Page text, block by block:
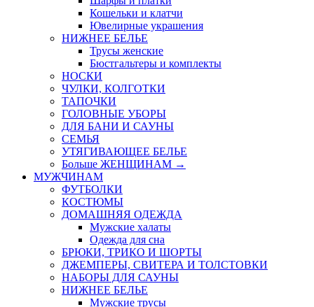
Кошельки и клатчи
Ювелирные украшения
НИЖНЕЕ БЕЛЬЕ
Трусы женские
Бюстгальтеры и комплекты
НОСКИ
ЧУЛКИ, КОЛГОТКИ
ТАПОЧКИ
ГОЛОВНЫЕ УБОРЫ
ДЛЯ БАНИ И САУНЫ
СЕМЬЯ
УТЯГИВАЮЩЕЕ БЕЛЬЕ
Больше ЖЕНЩИНАМ →
МУЖЧИНАМ
ФУТБОЛКИ
КОСТЮМЫ
ДОМАШНЯЯ ОДЕЖДА
Мужские халаты
Одежда для сна
БРЮКИ, ТРИКО И ШОРТЫ
ДЖЕМПЕРЫ, СВИТЕРА И ТОЛСТОВКИ
НАБОРЫ ДЛЯ САУНЫ
НИЖНЕЕ БЕЛЬЕ
Мужские трусы